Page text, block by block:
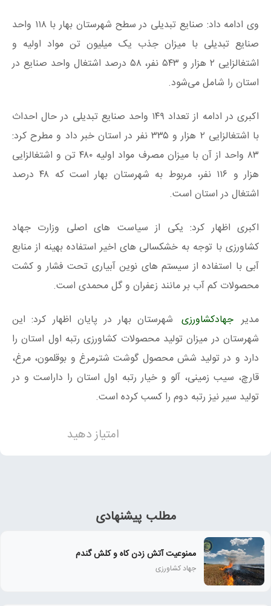
وی ادامه داد: صنایع تبدیلی در سطح شهرستان بهار با ۱۱۸ واحد
صنایع تبدیلی با میزان جذب یک میلیون تن مواد اولیه و
اشتغالزایی ۲ هزار و ۵۴۳ نفر، ۵۸ درصد اشتغال واحد صنایع در
استان را شامل می‌شود.
اکبری در ادامه از تعداد ۱۴۹ واحد صنایع تبدیلی در حال احداث
با اشتغالزایی ۲ هزار و ۳۳۵ نفر در استان خبر داد و مطرح کرد:
۸۳ واحد از آن با میزان مصرف مواد اولیه ۴۸۰ تن و اشتغالزایی
هزار و ۱۱۶ نفر، مربوط به شهرستان بهار است که ۴۸ درصد
اشتغال در استان است.
اکبری اظهار کرد: یکی از سیاست های اصلی وزارت جهاد
کشاورزی با توجه به خشکسالی های اخیر استفاده بهینه از منابع
آبی با استفاده از سیستم های نوین آبیاری تحت فشار و کشت
محصولات کم آب بر مانند زعفران و گل محمدی است.
مدیر جهادکشاورزی شهرستان بهار در پایان اظهار کرد: این
شهرستان در میزان تولید محصولات کشاورزی رتبه اول استان را
دارد و در تولید شش محصول گوشت شترمرغ و بوقلمون، مرغ،
قارچ، سیب زمینی، آلو و خیار رتبه اول استان را داراست و در
تولید سیر نیز رتبه دوم را کسب کرده است.
امتیاز دهید
مطلب پیشنهادی
ممنوعیت آتش زدن کاه و کلش گندم
جهاد کشاورزی